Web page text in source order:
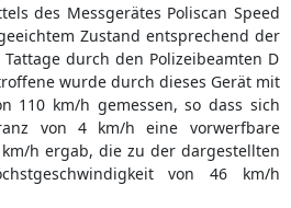
des Messgerätes Poliscan Speed
Zustand entsprechend der
durch den Polizeibeamten D
wurde durch dieses Gerät mit
110 km/h gemessen, so dass sich
von 4 km/h eine vorwerfbare
h ergab, die zu der dargestellten
von 46 km/h